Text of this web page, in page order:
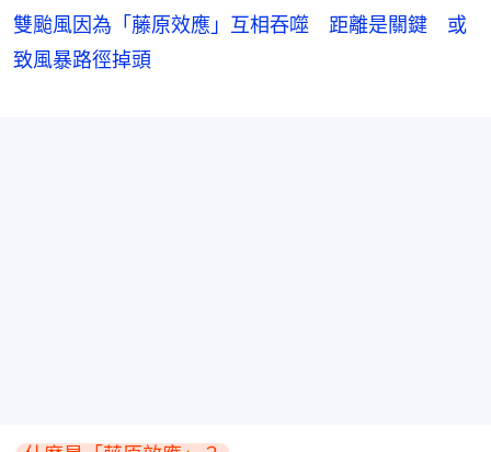
雙颱風因為「藤原效應」互相吞噬 距離是關鍵 或
致風暴路徑掉頭